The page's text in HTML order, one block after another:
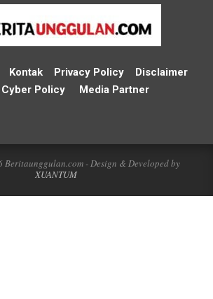
Kontak Privacy Policy
Disclaimer
Policy
Media Partner
- Design & Developed by
XUANTUM